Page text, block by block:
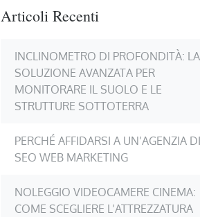
Articoli Recenti
INCLINOMETRO DI PROFONDITÀ: LA
SOLUZIONE AVANZATA PER
MONITORARE IL SUOLO E LE
STRUTTURE SOTTOTERRA
PERCHÉ AFFIDARSI A UN’AGENZIA DI
SEO WEB MARKETING
NOLEGGIO VIDEOCAMERE CINEMA:
COME SCEGLIERE L’ATTREZZATURA